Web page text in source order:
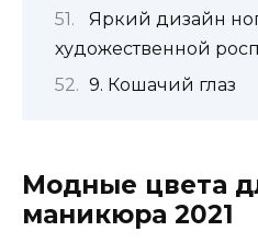
Яркий дизайн
художественной
9. Кошачий глаз
Модные цвета
маникюра 2021